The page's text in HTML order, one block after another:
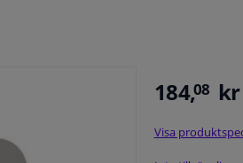
184,08 kr
Visa